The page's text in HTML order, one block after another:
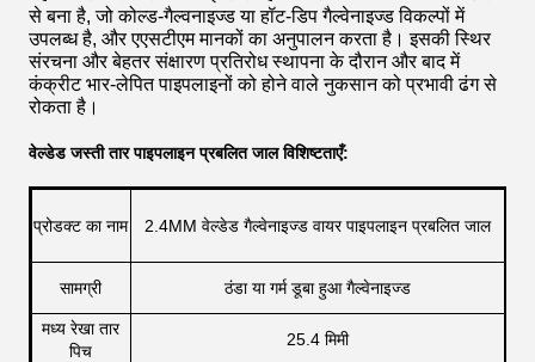
से बना है, जो कोल्ड-गैल्वनाइज्ड या हॉट-डिप गैल्वेनाइज्ड विकल्पों में
उपलब्ध है, और एएसटीएम मानकों का अनुपालन करता है। इसकी स्थिर
संरचना और बेहतर संक्षारण प्रतिरोध स्थापना के दौरान और बाद में
कंक्रीट भार-लेपित पाइपलाइनों को होने वाले नुकसान को प्रभावी ढंग से
रोकता है।
वेल्डेड जस्ती तार पाइपलाइन प्रबलित जाल विशिष्टताएँ:
प्रोडक्ट का नाम 2.4MM वेल्डेड गैल्वेनाइज्ड वायर पाइपलाइन प्रबलित जाल
सामग्री ठंडा या गर्म डूबा हुआ गैल्वेनाइज्ड
मध्य रेखा तार
पिच
25.4 मिमी